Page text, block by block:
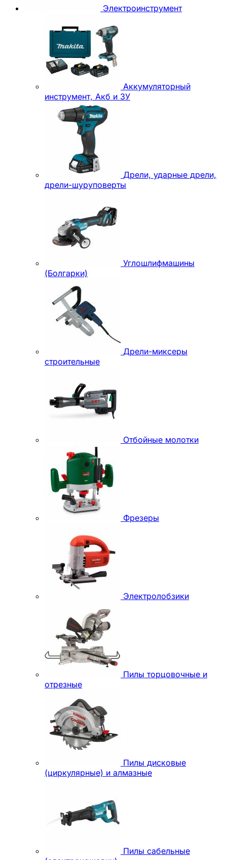
Электроинструмент
Аккумуляторный
инструмент, Акб и ЗУ
Дрели, ударные дрели,
дрели-шуруповерты
Углошлифмашины
(Болгарки)
Дрели-миксеры
строительные
Отбойные молотки
Фрезеры
Электролобзики
Пилы торцовочные и
отрезные
Пилы дисковые
(циркулярные) и алмазные
Пилы сабельные